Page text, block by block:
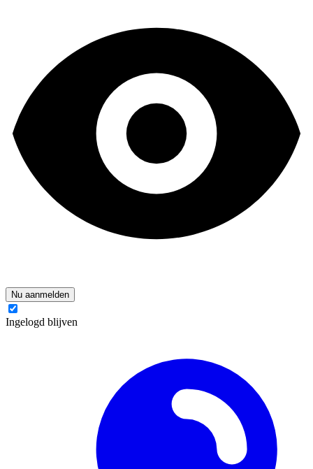
Nu aanmelden
Ingelogd blijven